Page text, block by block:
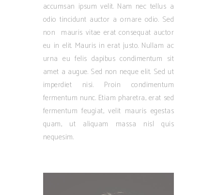
accumsan ipsum velit. Nam nec tellus a
odio tincidunt auctor a ornare odio. Sed
non mauris vitae erat consequat auctor
eu in elit. Mauris in erat justo. Nullam ac
urna eu felis dapibus condimentum sit
amet a augue. Sed non neque elit. Sed ut
imperdiet nisi. Proin condimentum
fermentum nunc. Etiam pharetra, erat sed
fermentum feugiat, velit mauris egestas
quam, ut aliquam massa nisl quis
nequesim.